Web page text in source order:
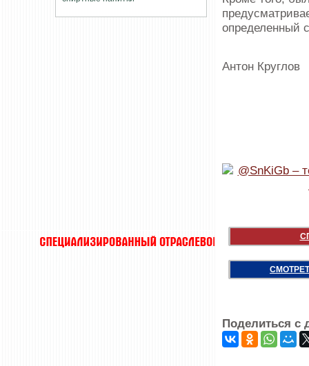
определенный
Антон Круглов
Поделиться с